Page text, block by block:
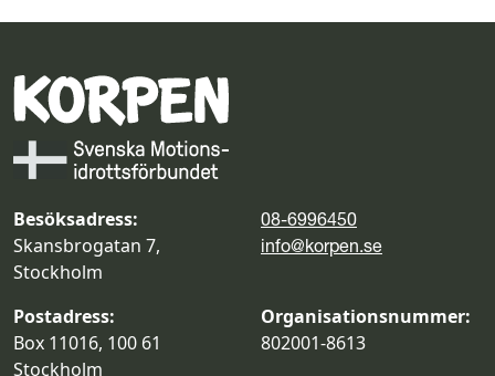
Besöksadress:
Skansbrogatan 7,
Stockholm
08-6996450
info@korpen.se
Postadress:
Box 11016, 100 61
Stockholm
Organisationsnummer:
802001-8613